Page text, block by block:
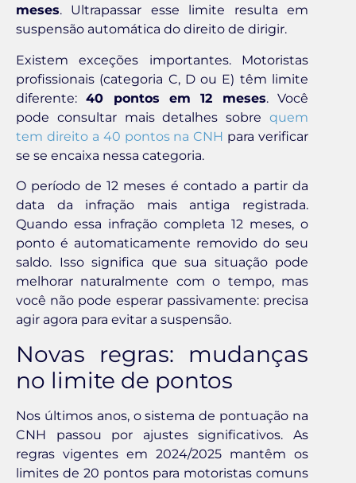
meses. Ultrapassar esse limite resulta em
suspensão automática do direito de dirigir.
Existem exceções importantes. Motoristas
profissionais (categoria C, D ou E) têm limite
diferente:40 pontos em 12 meses. Você
pode consultar mais detalhes sobre quem
tem direito a 40 pontos na CNH para verificar
se se encaixa nessa categoria.
O período de 12 meses é contado a partir da
data da infração mais antiga registrada.
Quando essa infração completa 12 meses, o
ponto é automaticamente removido do seu
saldo. Isso significa que sua situação pode
melhorar naturalmente com o tempo, mas
você não pode esperar passivamente: precisa
agir agora para evitar a suspensão.
Novas regras: mudanças
no limite de pontos
Nos últimos anos, o sistema de pontuação na
CNH passou por ajustes significativos. As
regras vigentes em 2024/2025 mantêm os
limites de 20 pontos para motoristas comuns